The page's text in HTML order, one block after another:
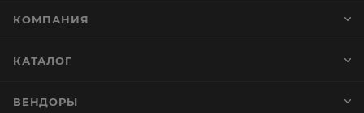
КОМПАНИЯ
КАТАЛОГ
ВЕНДОРЫ